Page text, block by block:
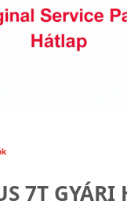
7T GYÁRI